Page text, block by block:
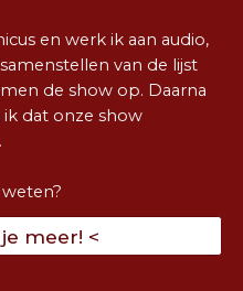
en werk ik aan audio,
van de lijst
de show op. Daarna
ik dat onze show
meer! <